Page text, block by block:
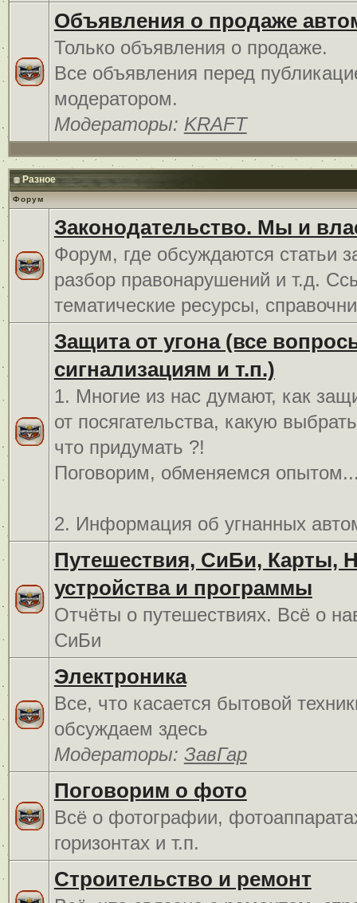
Объявления о продаже
Только объявления о продаже.
Все объявления перед
модератором.
Модераторы: KRAFT
Разное
Форум
Законодательство. Мы и
Форум, где обсуждаются статьи
разбор правонарушений и т.д.
тематические ресурсы,
Защита от угона (все
сигнализациям и т.п.)
1. Многие из нас думают, как
от посягательства, какую
что придумать ?!
Поговорим, обменяемся
2. Информация об угнанных
Путешествия, СиБи, Карты,
устройства и программы
Отчёты о путешествиях. Всё о
СиБи
Электроника
Все, что касается бытовой
обсуждаем здесь
Модераторы: ЗавГар
Поговорим о фото
Всё о фотографии,
горизонтах и т.п.
Строительство и ремонт